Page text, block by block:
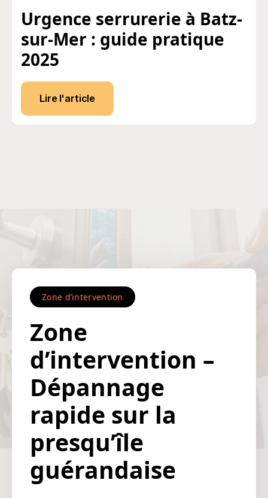
Urgence serrurerie à Batz-
sur-Mer : guide pratique
2025
Lire l'article
Zone d’intervention
Zone
d’intervention –
Dépannage
rapide sur la
presqu’île
guérandaise